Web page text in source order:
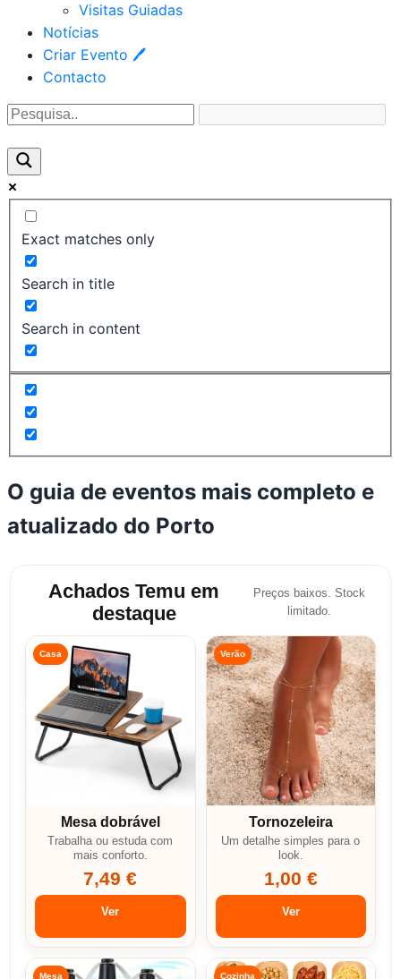
Visitas Guiadas
Notícias
Criar Evento 🖊
Contacto
Exact matches only
Search in title
Search in content
O guia de eventos mais completo e
atualizado do Porto
Achados Temu em
destaque
Preços baixos. Stock
limitado.
Casa
Mesa dobrável
Trabalha ou estuda com
mais conforto.
7,49 €
Ver
Verão
Tornozeleira
Um detalhe simples para o
look.
1,00 €
Ver
Mesa Cozinha